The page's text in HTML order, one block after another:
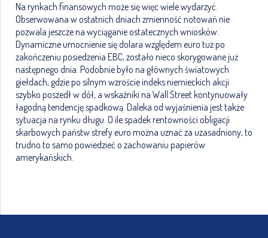
Na rynkach finansowych może się więc wiele wydarzyć.
Obserwowana w ostatnich dniach zmienność notowań nie
pozwala jeszcze na wyciąganie ostatecznych wniosków.
Dynamiczne umocnienie się dolara względem euro tuż po
zakończeniu posiedzenia EBC, zostało nieco skorygowane już
następnego dnia. Podobnie było na głównych światowych
giełdach, gdzie po silnym wzroście indeks niemieckich akcji
szybko poszedł w dół, a wskaźniki na Wall Street kontynuowały
łagodną tendencję spadkową. Daleka od wyjaśnienia jest także
sytuacja na rynku długu. O ile spadek rentowności obligacji
skarbowych państw strefy euro można uznać za uzasadniony, to
trudno to samo powiedzieć o zachowaniu papierów
amerykańskich.